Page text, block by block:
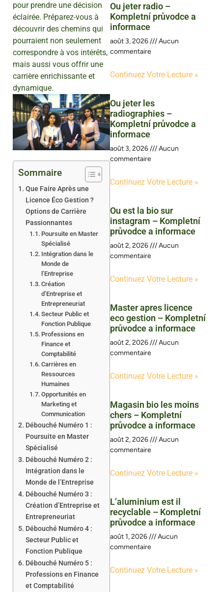
pour prendre une décision
éclairée. Préparez-vous à
découvrir des chemins qui
pourraient non seulement
correspondre à vos intérêts,
mais aussi vous offrir une
carrière enrichissante et
dynamique.
Sommaire
Que Faire Après une
Licence Éco Gestion ?
Options de Carrière
Passionnantes
Poursuite en Master
Spécialisé
Intégration dans le
Monde de
l’Entreprise
Création
d’Entreprise et
Entrepreneuriat
Secteur Public et
Fonction Publique
Professions en
Finance et
Comptabilité
Carrières en
Ressources
Humaines
Opportunités en
Marketing et
Communication
Débouché Numéro 1 :
Poursuite en Master
Spécialisé
Débouché Numéro 2 :
Intégration dans le
Monde de l’Entreprise
Débouché Numéro 3 :
Création d’Entreprise et
Entrepreneuriat
Débouché Numéro 4 :
Secteur Public et
Fonction Publique
Débouché Numéro 5 :
Professions en Finance
et Comptabilité
Ou jeter radio –
Kompletní průvodce a
informace
août 3, 2026
Aucun
commentaire
Continuez Votre Lecture »
Ou jeter les
radiographies –
Kompletní průvodce a
informace
août 3, 2026
Aucun
commentaire
Continuez Votre Lecture »
Ou est la bio sur
instagram – Kompletní
průvodce a informace
août 2, 2026
Aucun
commentaire
Continuez Votre Lecture »
Master apres licence
eco gestion – Kompletní
průvodce a informace
août 2, 2026
Aucun
commentaire
Continuez Votre Lecture »
Magasin bio les moins
chers – Kompletní
průvodce a informace
août 2, 2026
Aucun
commentaire
Continuez Votre Lecture »
L’aluminium est il
recyclable – Kompletní
průvodce a informace
août 1, 2026
Aucun
commentaire
Continuez Votre Lecture »